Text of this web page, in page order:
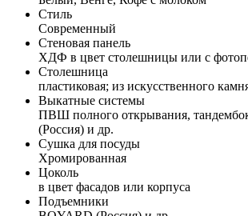
Стиль
Современный
Стеновая панель
ХДФ в цвет столешницы или с
Столешница
пластиковая; из искусственного
Выкатные системы
ПВШ полного открывания,
(Россия) и др.
Сушка для посуды
Хромированная
Цоколь
в цвет фасадов или корпуса
Подъемники